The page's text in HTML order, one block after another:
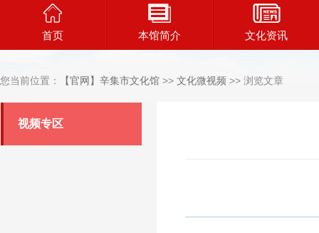
首页 本馆简介 文化资讯
您当前位置： 【官网】辛集市文化馆 >> 文化微视频 >> 浏览文章
视频专区